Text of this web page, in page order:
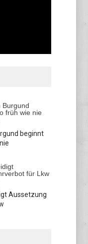
beginnt
Aussetzung